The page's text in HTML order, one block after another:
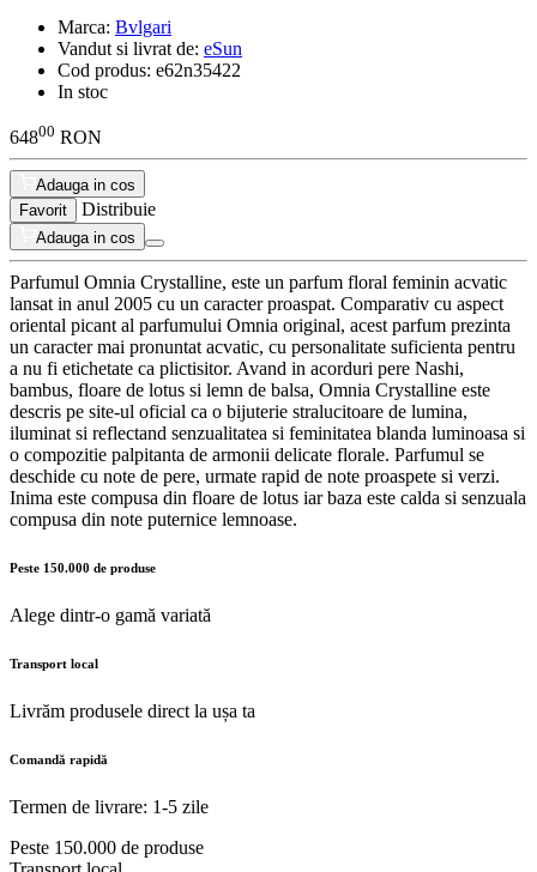
Marca: Bvlgari
Vandut si livrat de: eSun
Cod produs: e62n35422
In stoc
64800 RON
Adauga in cos
Favorit
Distribuie
Adauga in cos
Parfumul Omnia Crystalline, este un parfum floral feminin acvatic
lansat in anul 2005 cu un caracter proaspat. Comparativ cu aspect
oriental picant al parfumului Omnia original, acest parfum prezinta
un caracter mai pronuntat acvatic, cu personalitate suficienta pentru
a nu fi etichetate ca plictisitor. Avand in acorduri pere Nashi,
bambus, floare de lotus si lemn de balsa, Omnia Crystalline este
descris pe site-ul oficial ca o bijuterie stralucitoare de lumina,
iluminat si reflectand senzualitatea si feminitatea blanda luminoasa si
o compozitie palpitanta de armonii delicate florale. Parfumul se
deschide cu note de pere, urmate rapid de note proaspete si verzi.
Inima este compusa din floare de lotus iar baza este calda si senzuala
compusa din note puternice lemnoase.
Peste 150.000 de produse
Alege dintr-o gamă variată
Transport local
Livrăm produsele direct la ușa ta
Comandă rapidă
Termen de livrare: 1-5 zile
Peste 150.000 de produse